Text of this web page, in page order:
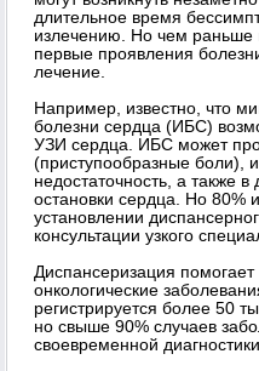
длительное время
излечению. Но чем раньше
первые проявления
лечение.
Например, известно, что
болезни сердца (ИБС)
УЗИ сердца. ИБС может
(приступообразные боли),
недостаточность, а также
остановки сердца. Но 80%
установлении
консультации узкого
Диспансеризация помогает
онкологические
регистрируется более 50
но свыше 90% случаев
своевременной